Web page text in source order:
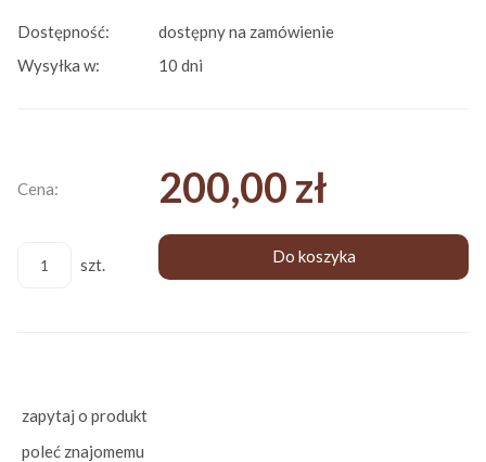
Dostępność:
dostępny na zamówienie
Wysyłka w:
10 dni
Cena: 200,00 zł
szt. Do koszyka
zapytaj o produkt
poleć znajomemu